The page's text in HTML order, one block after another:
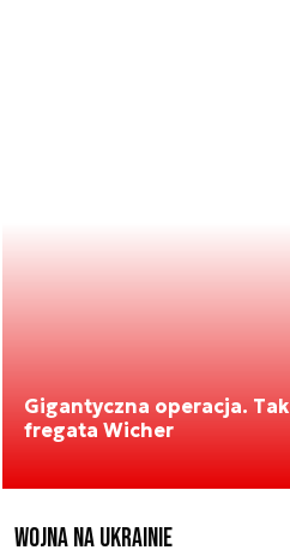
Gigantyczna operacja.
fregata Wicher
Wojna na Ukrainie